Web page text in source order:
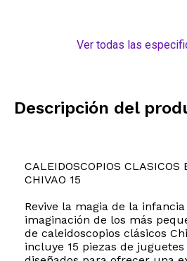
Ver todas las
Descripción del
CALEIDOSCOPIOS CLASICOS
CHIVAO 15
Revive la magia de la
imaginación de los más
de caleidoscopios clásicos
incluye 15 piezas de